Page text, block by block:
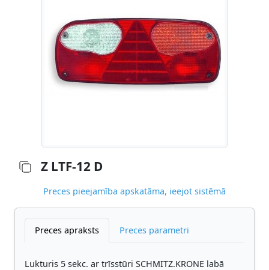
Z LTF-12 D
Preces pieejamība apskatāma, ieejot sistēmā
Preces apraksts Preces parametri
Lukturis 5 sekc. ar trīsstūri SCHMITZ.KRONE labā